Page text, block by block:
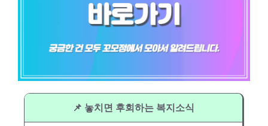
📌 놓치면 후회하는 복지소식